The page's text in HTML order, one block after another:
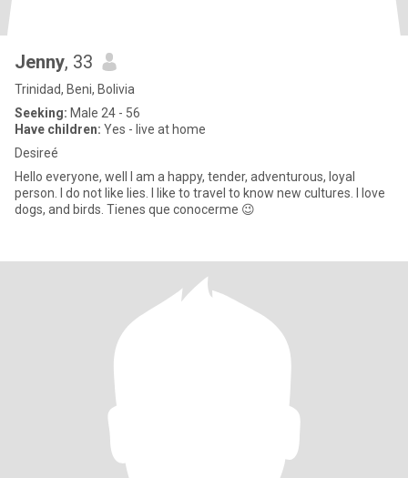
Jenny, 33
Trinidad, Beni, Bolivia
Seeking: Male 24 - 56
Have children: Yes - live at home
Desireé
Hello everyone, well I am a happy, tender, adventurous, loyal
person. I do not like lies. I like to travel to know new cultures. I love
dogs, and birds. Tienes que conocerme 😉